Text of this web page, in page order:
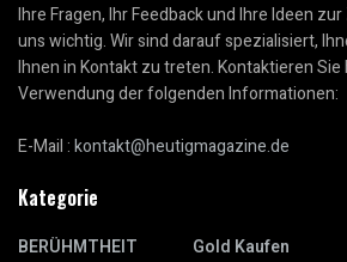
Ihre Fragen, Ihr Feedback und Ihre Ideen
uns wichtig. Wir sind darauf spezialisiert,
Ihnen in Kontakt zu treten. Kontaktieren
Verwendung der folgenden Informationen:
E-Mail :kontakt@heutigmagazine.de
Kategorie
BERÜHMTHEIT
Gold Kaufen